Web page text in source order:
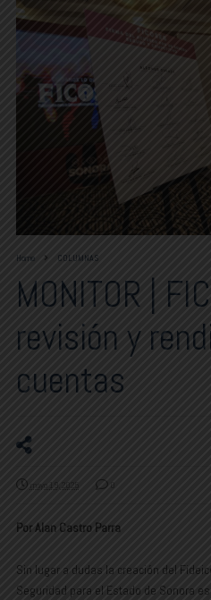
Home COLUMNAS
MONITOR |
revisión y
cuentas
mayo 19, 2025 0
Por Alan Castro Parra
Sin lugar a dudas la creación del
Seguridad para el Estado de Sonora